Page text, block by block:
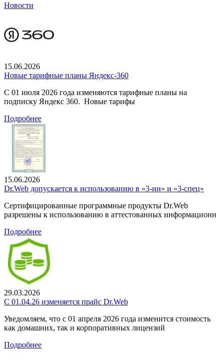
Новости
15.06.2026
Новые тарифные планы Яндекс-360
С 01 июля 2026 года изменяются тарифные планы на
подписку Яндекс 360. Новые тарифы
Подробнее
15.06.2026
Dr.Web допускается к использованию в «3-ин» и «3-спец»
Сертифицированные программные продукты Dr.Web
разрешены к использованию в аттестованных информационн
Подробнее
29.03.2026
С 01.04.26 изменяется прайс Dr.Web
Уведомляем, что с 01 апреля 2026 года изменится стоимость
как домашних, так и корпоративных лицензий
Подробнее